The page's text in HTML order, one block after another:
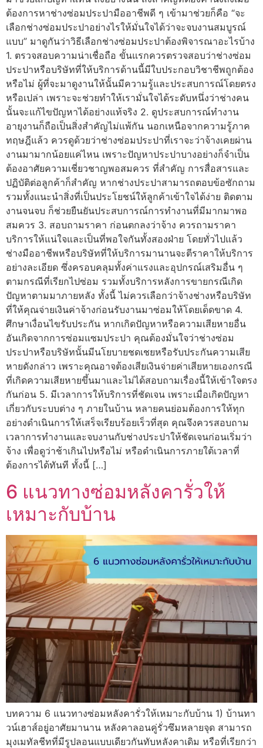
ต้องการหาช่างซ่อมประปามืออาชีพดี ๆ เข้ามาช่วยก็คือ “จะ
เลือกช่างซ่อมประปาอย่างไรให้มั่นใจได้ว่าจะจบงานสมบูรณ์
แบบ” มาดูกันว่าวิธีเลือกช่างซ่อมประปาต้องพิจารณาอะไรบ้าง
1. ตรวจสอบความน่าเชื่อถือ ขั้นแรกควรตรวจสอบว่าช่างซ่อม
ประปาหรือบริษัทที่ให้บริการด้านนี้มีใบประกอบวิชาชีพถูกต้อง
หรือไม่ ผู้ที่จะมาดูงานให้นั้นมีความรู้และประสบการณ์โดยตรง
หรือเปล่า เพราะจะช่วยทำให้เรามั่นใจได้ระดับหนึ่งว่าช่างคน
นั้นจะแก้ไขปัญหาได้อย่างแท้จริง 2. ดูประสบการณ์ทำงาน
อายุงานก็ถือเป็นสิ่งสำคัญไม่แพ้กัน นอกเหนือจากความรู้ภาค
ทฤษฎีแล้ว ควรดูด้วยว่าช่างซ่อมประปาที่เราจะว่าจ้างเคยผ่าน
งานมามากน้อยแค่ไหน เพราะปัญหาประปาบางอย่างก็จำเป็น
ต้องอาศัยความเชี่ยวชาญพอสมควร ที่สำคัญ การสื่อสารและ
ปฏิบัติต่อลูกค้าก็สำคัญ หากช่างประปาสามารถตอบข้อซักถาม
รวมทั้งแนะนำสิ่งที่เป็นประโยชน์ให้ลูกค้าเข้าใจได้ง่าย ติดตาม
งานจนจบ ก็ช่วยยืนยันประสบการณ์การทำงานที่มีมากมาพอ
สมควร 3. สอบถามราคา ก่อนตกลงว่าจ้าง ควรถามราคา
บริการให้แน่ใจและเป็นที่พอใจกันทั้งสองฝ่าย โดยทั่วไปแล้ว
ช่างมืออาชีพหรือบริษัทที่ให้บริการมานานจะตีราคาให้บริการ
อย่างละเอียด ซึ่งครอบคลุมทั้งค่าแรงและอุปกรณ์เสริมอื่น ๆ
ตามกรณีที่เรียกไปซ่อม รวมทั้งบริการหลังการขายกรณีเกิด
ปัญหาตามมาภายหลัง ทั้งนี้ ไม่ควรเลือกว่าจ้างช่างหรือบริษัท
ที่ให้คุณจ่ายเงินค่าจ้างก่อนรับงานมาซ่อมให้โดยเด็ดขาด 4.
ศึกษาเงื่อนไขรับประกัน หากเกิดปัญหาหรือความเสียหายอื่น
อันเกิดจากการซ่อมแซมประปา คุณต้องมั่นใจว่าช่างซ่อม
ประปาหรือบริษัทนั้นมีนโยบายชดเชยหรือรับประกันความเสีย
หายดังกล่าว เพราะคุณอาจต้องเสียเงินจ่ายค่าเสียหายเองกรณี
ที่เกิดความเสียหายขึ้นมาและไม่ได้สอบถามเรื่องนี้ให้เข้าใจตรง
กันก่อน 5. มีเวลาการให้บริการที่ชัดเจน เพราะเมื่อเกิดปัญหา
เกี่ยวกับระบบต่าง ๆ ภายในบ้าน หลายคนย่อมต้องการให้ทุก
อย่างดำเนินการให้เสร็จเรียบร้อยเร็วที่สุด คุณจึงควรสอบถาม
เวลาการทำงานและจบงานกับช่างประปาให้ชัดเจนก่อนเริ่มว่า
จ้าง เพื่อดูว่าช้าเกินไปหรือไม่ หรือดำเนินการภายใต้เวลาที่
ต้องการได้ทันที ทั้งนี้ […]
6 แนวทางซ่อมหลังคารั่วให้
เหมาะกับบ้าน
บทความ 6 แนวทางซ่อมหลังคารั่วให้เหมาะกับบ้าน 1) บ้านทา
วน์เฮาส์อยู่อาศัยมานาน หลังคาลอนคู่รั่วซึมหลายจุด สามารถ
มุงเมทัลชีทที่มีรูปลอนแบบเดียวกันทับหลังคาเดิม หรือที่เรียกว่า